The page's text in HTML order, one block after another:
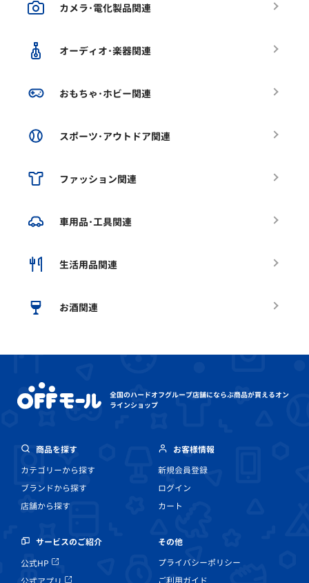
カメラ･電化製品関連
オーディオ･楽器関連
おもちゃ･ホビー関連
スポーツ･アウトドア関連
ファッション関連
車用品･工具関連
生活用品関連
お酒関連
全国のハードオフグループ店舗にならぶ商品が買えるオン
ラインショップ
商品を探す
カテゴリーから探す
ブランドから探す
店舗から探す
お客様情報
新規会員登録
ログイン
カート
サービスのご紹介
公式HP
その他
プライバシーポリシー